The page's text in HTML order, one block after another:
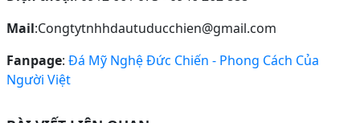
Mail:Congtytnhhdautuducchien@gmail.com
Fanpage: Đá Mỹ Nghệ Đức Chiến - Phong Cách Của
Người Việt